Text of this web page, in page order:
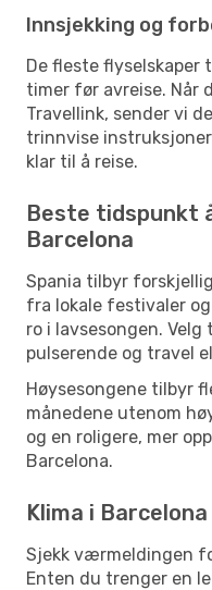
Innsjekking og
De fleste
timer før avreise. Når
Travellink, sender vi
trinnvise
klar til å reise.
Beste tidspunkt
Barcelona
Spania tilbyr
fra lokale festivaler
ro i lavsesongen.
pulserende og travel
Høysesongene tilbyr
månedene utenom
og en roligere, mer
Barcelona.
Klima i Barcelona
Sjekk værmeldingen
Enten du trenger en